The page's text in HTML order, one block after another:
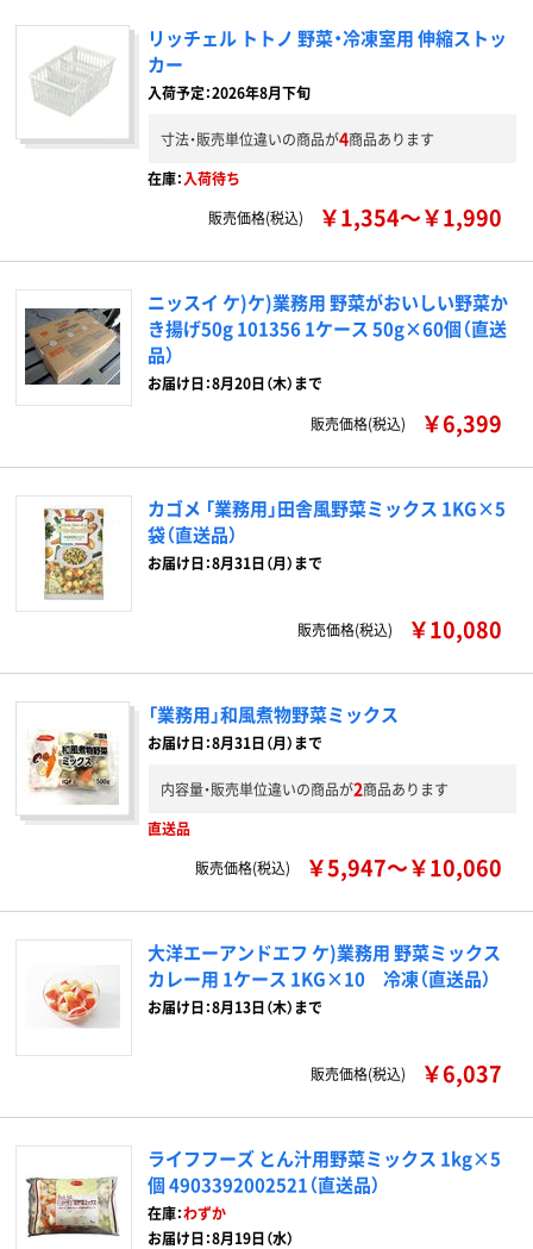
リッチェル トトノ 野菜・冷凍室用 伸縮ストッ
カー
入荷予定：2026年8月下旬
寸法・販売単位違いの商品が4商品あります
在庫：入荷待ち
販売価格(税込)
￥1,354～￥1,990
ニッスイ ケ)ケ)業務用 野菜がおいしい野菜か
き揚げ50g 101356 1ケース 50g×60個（直送
品）
お届け日：8月20日（木）まで
販売価格(税込)
￥6,399
カゴメ 「業務用」田舎風野菜ミックス 1KG×5
袋（直送品）
お届け日：8月31日（月）まで
販売価格(税込) ￥10,080
「業務用」和風煮物野菜ミックス
お届け日：8月31日（月）まで
内容量・販売単位違いの商品が2商品あります
直送品
販売価格(税込)
￥5,947～￥10,060
大洋エーアンドエフ ケ)業務用 野菜ミックス
カレー用 1ケース 1KG×10 冷凍（直送品）
お届け日：8月13日（木）まで
販売価格(税込) ￥6,037
ライフフーズ とん汁用野菜ミックス 1kg×5
個 4903392002521（直送品）
在庫：わずか
お届け日：8月19日（水）